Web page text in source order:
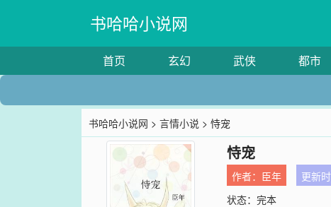
书哈哈小说网
首页 玄幻 武侠 都市
书哈哈小说网 >言情小说 > 恃宠
恃宠
作者： 臣年 更新
状态：完本